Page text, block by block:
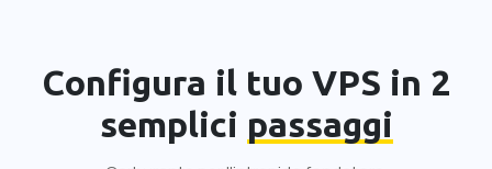
Configura il tuo VPS in 2
semplici passaggi